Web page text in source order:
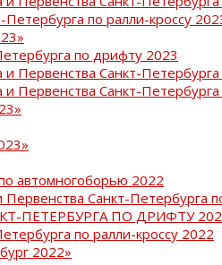
Петербурга по ралли-кроссу
по дрифту 2023
и Первенства Санкт-
и Первенства Санкт-
автомногоборью 2022
Санкт-Петербурга
ПЕТЕРБУРГА ПО ДРИФТУ
по ралли-кроссу 2022
2022»